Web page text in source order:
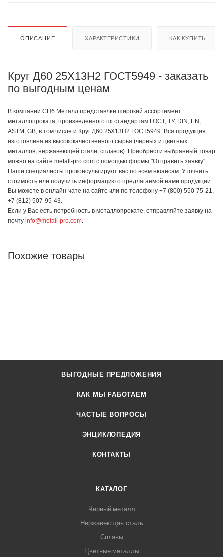
ОПИСАНИЕ ХАРАКТЕРИСТИКИ КАК КУПИТЬ
Круг Д60 25Х13Н2 ГОСТ5949 - заказать
по выгодным ценам
В компании СПб Металл представлен широкий ассортимент
металлопроката, произведенного по стандартам ГОСТ, ТУ, DIN, EN,
ASTM, GB, в том числе и Круг Д60 25Х13Н2 ГОСТ5949. Вся продукция
изготовлена из высококачественного сырья (черных и цветных
металлов, нержавеющей стали, сплавов). Приобрести выбранный товар
можно на сайте metall-pro.com с помощью формы "Отправить заявку".
Наши специалисты проконсультируют вас по всем нюансам. Уточнить
стоимость или получить информацию о предлагаемой нами продукции
Вы можете в онлайн-чате на сайте или по телефону +7 (800) 550-75-21,
+7 (812) 507-95-43.
Если у Вас есть потребность в металлопрокате, отправляйте заявку на
почту info@metall-pro.com
Похожие товары
ВЫГОДНЫЕ ПРЕДЛОЖЕНИЯ
КАК МЫ РАБОТАЕМ
ЧАСТЫЕ ВОПРОСЫ
ЭНЦИКЛОПЕДИЯ
КОНТАКТЫ
КАТАЛОГ
Черный металл
Нержавеющая сталь
Сплавы
Цветные металлы